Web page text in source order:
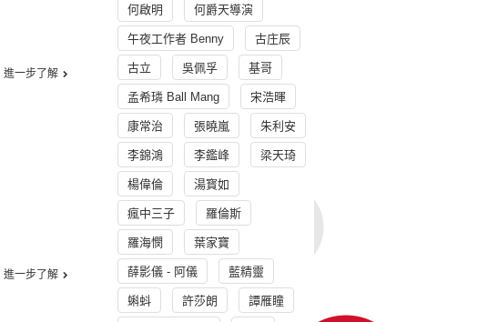
進一步了解
進一步了解
何啟明 何爵天導演
午夜工作者 Benny 古庄辰
古立 吳佩孚 基哥
孟希璘 Ball Mang 宋浩暉
康常治 張曉嵐 朱利安
李錦鴻 李鑑峰 梁天琦
楊偉倫 湯寳如
瘋中三子 羅倫斯
羅海憫 葉家寶
薛影儀 - 阿儀 藍精靈
蝌蚪 許莎朗 譚雁瞳